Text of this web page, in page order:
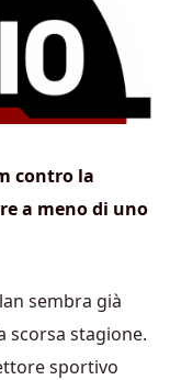
contro la
a meno di uno
sembra già
scorsa stagione.
sportivo